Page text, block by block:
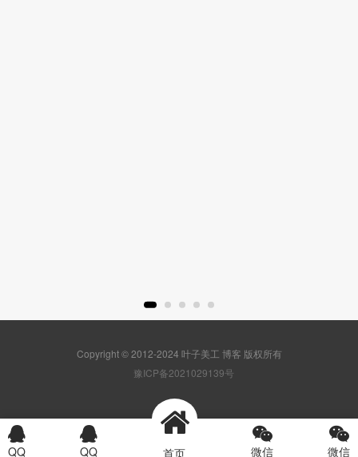
Copyright © 2012-2024 叶子美工 博客 版权所有
豫ICP备2021029139号
QQ QQ 首页 微信 微信